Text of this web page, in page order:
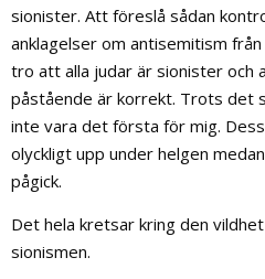
sionister. Att föreslå sådan
anklagelser om antisemitism
tro att alla judar är sionister och
påstående är korrekt. Trots det
inte vara det första för mig.
olyckligt upp under helgen
pågick.
Det hela kretsar kring den
sionismen.